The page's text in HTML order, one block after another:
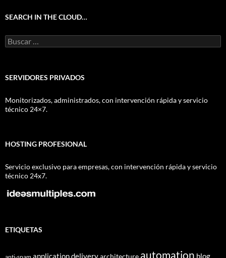
SEARCH IN THE CLOUD…
Buscar:
SERVIDORES PRIVADOS
Monitorizados, administrados, con intervención rápida y servicio
técnico 24×7.
HOSTING PROFESIONAL
Servicio exclusivo para empresas, con intervención rápida y servicio
técnico 24x7.
ETIQUETAS
automation